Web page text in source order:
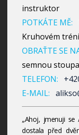
instruktor
POTKÁTE MĚ:
Kruhovém
OBRAŤTE SE
semnou
TELEFON:
E-MAIL:
„Ahoj, jmenuji se
dostala před